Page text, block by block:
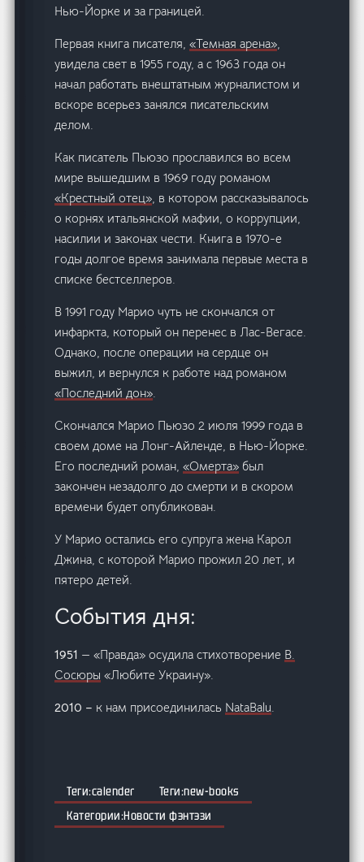
Нью-Йорке и за границей.
Первая книга писателя,«Темная арена»,
увидела свет в 1955 году, а с 1963 года он
начал работать внештатным журналистом и
вскоре всерьез занялся писательским
делом.
Как писатель Пьюзо прославился во всем
мире вышедшим в 1969 году романом
«Крестный отец», в котором рассказывалось
о корнях итальянской мафии, о коррупции,
насилии и законах чести. Книга в 1970-е
годы долгое время занимала первые места в
списке бестселлеров.
В 1991 году Марио чуть не скончался от
инфаркта, который он перенес в Лас-Вегасе.
Однако, после операции на сердце он
выжил, и вернулся к работе над романом
«Последний дон».
Скончался Марио Пьюзо 2 июля 1999 года в
своем доме на Лонг-Айленде, в Нью-Йорке.
Его последний роман,«Омерта» был
закончен незадолго до смерти и в скором
времени будет опубликован.
У Марио остались его супруга жена Карол
Джина, с которой Марио прожил 20 лет, и
пятеро детей.
События дня:
1951 — «Правда» осудила стихотворение В.
Сосюры «Любите Украину».
2010 – к нам присоединилась NataBalu.
calender
new-books
Новости фэнтэзи